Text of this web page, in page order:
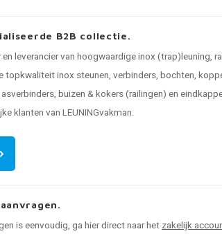
B2B collectie.
leverancier van hoogwaardige inox (trap)leuning,
topkwaliteit inox steunen, verbinders, bochten,
buizen & kokers (railingen) en
klanten van LEUNINGvakman.
is eenvoudig, ga hier direct naar hetzakelijk